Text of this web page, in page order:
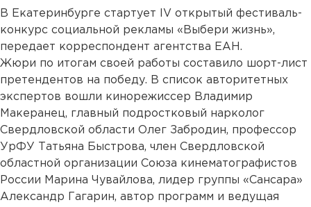
В Екатеринбурге стартует IV открытый фестиваль-
конкурс социальной рекламы «Выбери жизнь»,
передает корреспондент агентства ЕАН.
Жюри по итогам своей работы составило шорт-лист
претендентов на победу. В список авторитетных
экспертов вошли кинорежиссер Владимир
Макеранец, главный подростковый нарколог
Свердловской области Олег Забродин, профессор
УрФУ Татьяна Быстрова, член Свердловской
областной организации Союза кинематографистов
России Марина Чувайлова, лидер группы «Сансара»
Александр Гагарин, автор программ и ведущая